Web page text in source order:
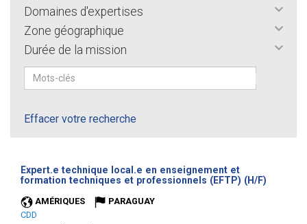
Domaines d'expertises
Zone géographique
Durée de la mission
Effacer votre recherche
Expert.e technique local.e en enseignement et
formation techniques et professionnels (EFTP) (H/F)
AMÉRIQUES
PARAGUAY
CDD